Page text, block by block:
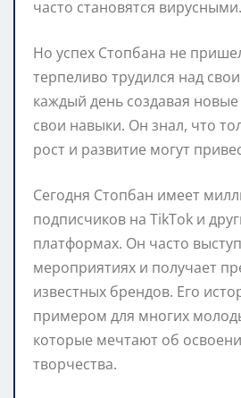
часто становятся вирусными.
Но успех Стопбана не
терпеливо трудился над
каждый день создавая
свои навыки. Он знал, что
рост и развитие могут
Сегодня Стопбан имеет
подписчиков на TikTok и
платформах. Он часто
мероприятиях и получает
известных брендов. Его
примером для многих
которые мечтают об
творчества.